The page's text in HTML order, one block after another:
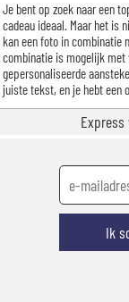
Je bent op zoek naar een
cadeau ideaal. Maar het is
kan een foto in combinatie
combinatie is mogelijk met
gepersonaliseerde
juiste tekst, en je hebt een
Express
Ik